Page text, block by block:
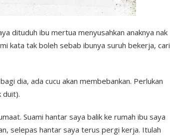
dituduh ibu mertua menyusahkan anaknya nak
kata tak boleh sebab ibunya suruh bekerja, cari
dia, ada cucu akan membebankan. Perlukan
duit).
Suami hantar saya balik ke rumah ibu saya
selepas hantar saya terus pergi kerja. Itulah